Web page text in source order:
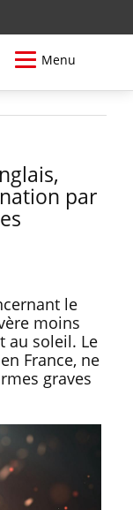
Menu
par
le
moins
au soleil. Le
France, ne
graves